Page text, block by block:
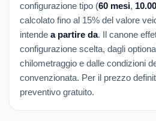
configurazione tipo (60 mesi,
calcolato fino al 15% del valore
intende a partire da. Il canone
configurazione scelta, dagli
chilometraggio e dalle condizioni
convenzionata. Per il prezzo
preventivo gratuito.